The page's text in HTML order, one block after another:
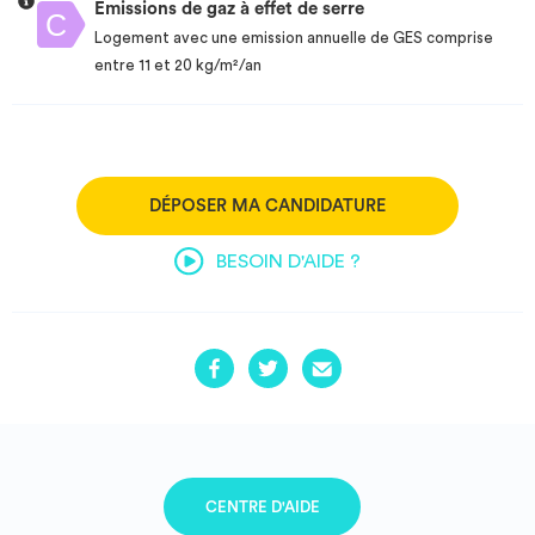
Emissions de gaz à effet de serre
Logement avec une emission annuelle de GES comprise
entre 11 et 20 kg/m²/an
DÉPOSER MA CANDIDATURE
BESOIN D'AIDE ?
CENTRE D'AIDE